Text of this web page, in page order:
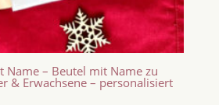
Name – Beutel mit Name zu
& Erwachsene – personalisiert